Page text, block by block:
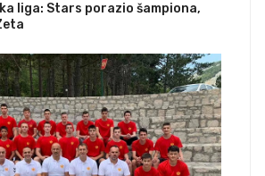
liga: Stars porazio šampiona,